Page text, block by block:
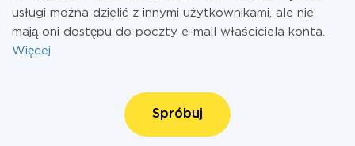
usługi można dzielić z innymi użytkownikami, ale nie
mają oni dostępu do poczty e-mail właściciela konta.
Więcej
Spróbuj